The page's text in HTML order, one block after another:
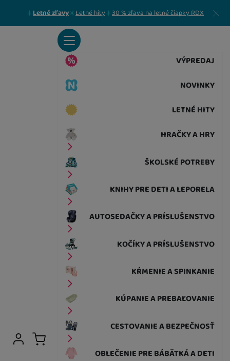
Letné zľavy Letné hity 30 % zľava na letné čiapky RDX Zavrieť
VÝPREDAJ
NOVINKY
LETNÉ HITY
HRAČKY A HRY
ŠKOLSKÉ POTREBY
KNIHY PRE DETI A LEPORELA
AUTOSEDAČKY A PRÍSLUŠENSTVO
KOČÍKY A PRÍSLUŠENSTVO
KŔMENIE A SPINKANIE
KÚPANIE A PREBAĽOVANIE
CESTOVANIE A BEZPEČNOSŤ
OBLEČENIE PRE BÁBÄTKÁ A DETI
Užívateľská sekcia
Prihlásiť sa
Košík